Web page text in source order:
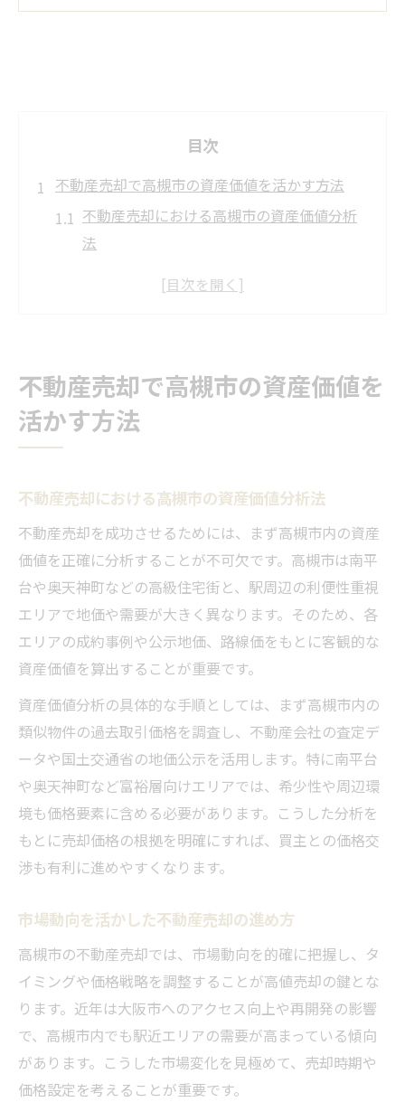
目次
不動産売却で高槻市の資産価値を活かす方法
不動産売却における高槻市の資産価値分析
法
市場動向を活かした不動産売却の進め方
高槻市特有の資産価値が売却に与える影響
エリアごとに異なる高槻市の価格設定ポイント
高槻市の各エリアで適正な価格設定法
不動産売却で生きる地域別相場の読み解き
方
高値売却を狙うなら知りたい高槻市の傾向
不動産売却で高値成約を目指すための傾向
分析
高槻市で高値売却を狙う際の注目ポイント
不動産売却時に知るべき高値取引の事例
高値売却へ導くための高槻市市場傾向
不動産売却を成功に導く高値エリアの選び
方
地価動向を踏まえた現実的な不動産売却戦略
極め方
地価動向を反映した価格設定実践術
不動産売却における現実的な地価判断基準
高槻市の地価推移を踏まえた売却戦略
不動産売却で役立つ地価分析の方法
南平台や奥天神町の特性を活かした売却術
不動産売却で高槻市の資産価値を
活かす方法
不動産売却における高槻市の資産価値分析法
不動産売却を成功させるためには、まず高槻市内の資産
価値を正確に分析することが不可欠です。高槻市は南平
台や奥天神町などの高級住宅街と、駅周辺の利便性重視
エリアで地価や需要が大きく異なります。そのため、各
エリアの成約事例や公示地価、路線価をもとに客観的な
資産価値を算出することが重要です。
資産価値分析の具体的な手順としては、まず高槻市内の
類似物件の過去取引価格を調査し、不動産会社の査定デ
ータや国土交通省の地価公示を活用します。特に南平台
や奥天神町など富裕層向けエリアでは、希少性や周辺環
境も価格要素に含める必要があります。こうした分析を
もとに売却価格の根拠を明確にすれば、買主との価格交
渉も有利に進めやすくなります。
市場動向を活かした不動産売却の進め方
高槻市の不動産売却では、市場動向を的確に把握し、タ
イミングや価格戦略を調整することが高値売却の鍵とな
ります。近年は大阪市へのアクセス向上や再開発の影響
で、高槻市内でも駅近エリアの需要が高まっている傾向
があります。こうした市場変化を見極めて、売却時期や
価格設定を考えることが重要です。